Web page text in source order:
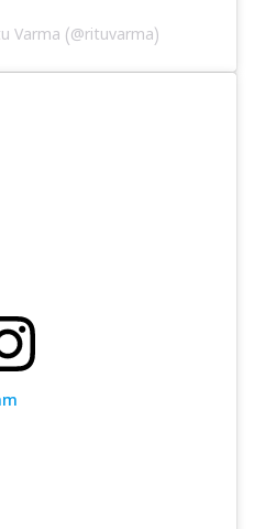
Varma (@rituvarma)